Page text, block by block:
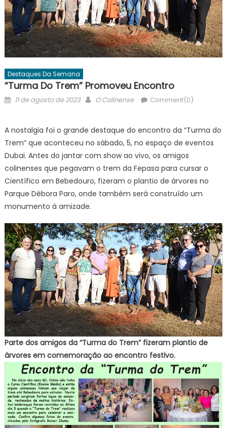
Destaques Da Semana
“Turma Do Trem” Promoveu Encontro
Posted
11 de agosto de 2023 Author
O Colinense Comment(0)
A nostalgia foi o grande destaque do encontro da “Turma do
Trem” que aconteceu no sábado, 5, no espaço de eventos
Dubai. Antes do jantar com show ao vivo, os amigos
colinenses que pegavam o trem da Fepasa para cursar o
Científico em Bebedouro, fizeram o plantio de árvores no
Parque Débora Paro, onde também será construído um
monumento à amizade.
Parte dos amigos da “Turma do Trem” fizeram plantio de
árvores em comemoração ao encontro festivo.